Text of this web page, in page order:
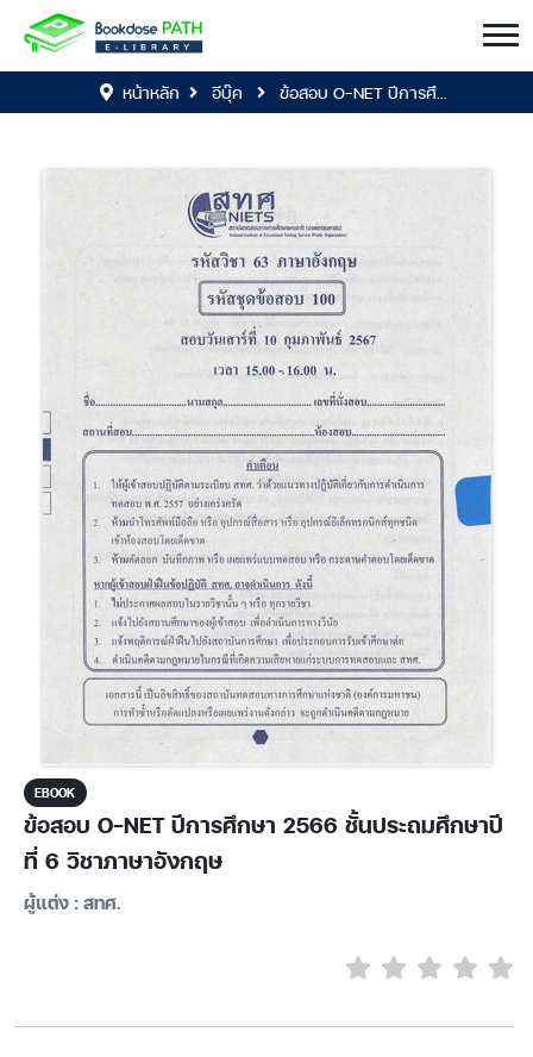
หน้าหลัก อีบุ๊ค ข้อสอบ O-NET ปีการศึ...
EBOOK
ข้อสอบ O-NET ปีการศึกษา 2566 ชั้นประถมศึกษาปี
ที่ 6 วิชาภาษาอังกฤษ
ผู้แต่ง : สทศ.